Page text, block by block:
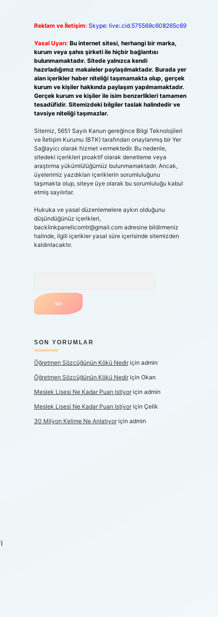
Reklam ve İletişim: Skype: live:.cid.575569c608265c69
Yasal Uyarı: Bu internet sitesi, herhangi bir marka,
kurum veya şahıs şirketi ile hiçbir bağlantısı
bulunmamaktadır. Sitede yalnızca kendi
hazırladığımız makaleler paylaşılmaktadır. Burada yer
alan içerikler haber niteliği taşımamakta olup, gerçek
kurum ve kişiler hakkında paylaşım yapılmamaktadır.
Gerçek kurum ve kişiler ile isim benzerlikleri tamamen
tesadüfidir. Sitemizdeki bilgiler taslak halindedir ve
tavsiye niteliği taşımazlar.
Sitemiz, 5651 Sayılı Kanun gereğince Bilgi Teknolojileri
ve İletişim Kurumu (BTK) tarafından onaylanmış bir Yer
Sağlayıcı olarak hizmet vermektedir. Bu nedenle,
sitedeki içerikleri proaktif olarak denetleme veya
araştırma yükümlülüğümüz bulunmamaktadır. Ancak,
üyelerimiz yazdıkları içeriklerin sorumluluğunu
taşımakta olup, siteye üye olarak bu sorumluluğu kabul
etmiş sayılırlar.
Hukuka ve yasal düzenlemelere aykırı olduğunu
düşündüğünüz içerikleri,
backlinkpanelicomtr@gmail.comadresine bildirmeniz
halinde, ilgili içerikler yasal süre içerisinde sitemizden
kaldırılacaktır.
SON YORUMLAR
Öğretmen Sözcüğünün Kökü Nediriçin admin
Öğretmen Sözcüğünün Kökü Nediriçin Okan
Meslek Lisesi Ne Kadar Puan Istiyoriçin admin
Meslek Lisesi Ne Kadar Puan Istiyoriçin Çelik
30 Milyon Kelime Ne Anlatıyoriçin admin